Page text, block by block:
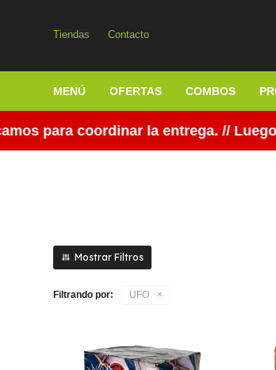
MENÚ OFERTAS COMBOS
Tiendas Contacto
para coordinar la entrega. // Luego
Filtrando por: UFO